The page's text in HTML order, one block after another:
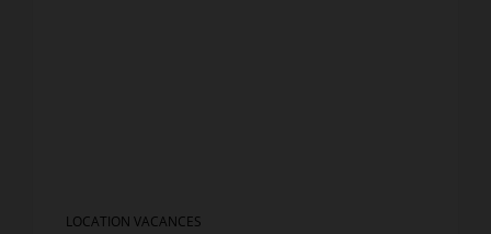
LOCATION VACANCES